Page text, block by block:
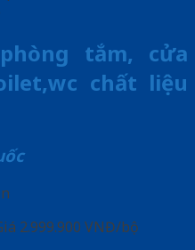
tắm, cửa
chất liệu
2.999.900 VNĐ/bộ